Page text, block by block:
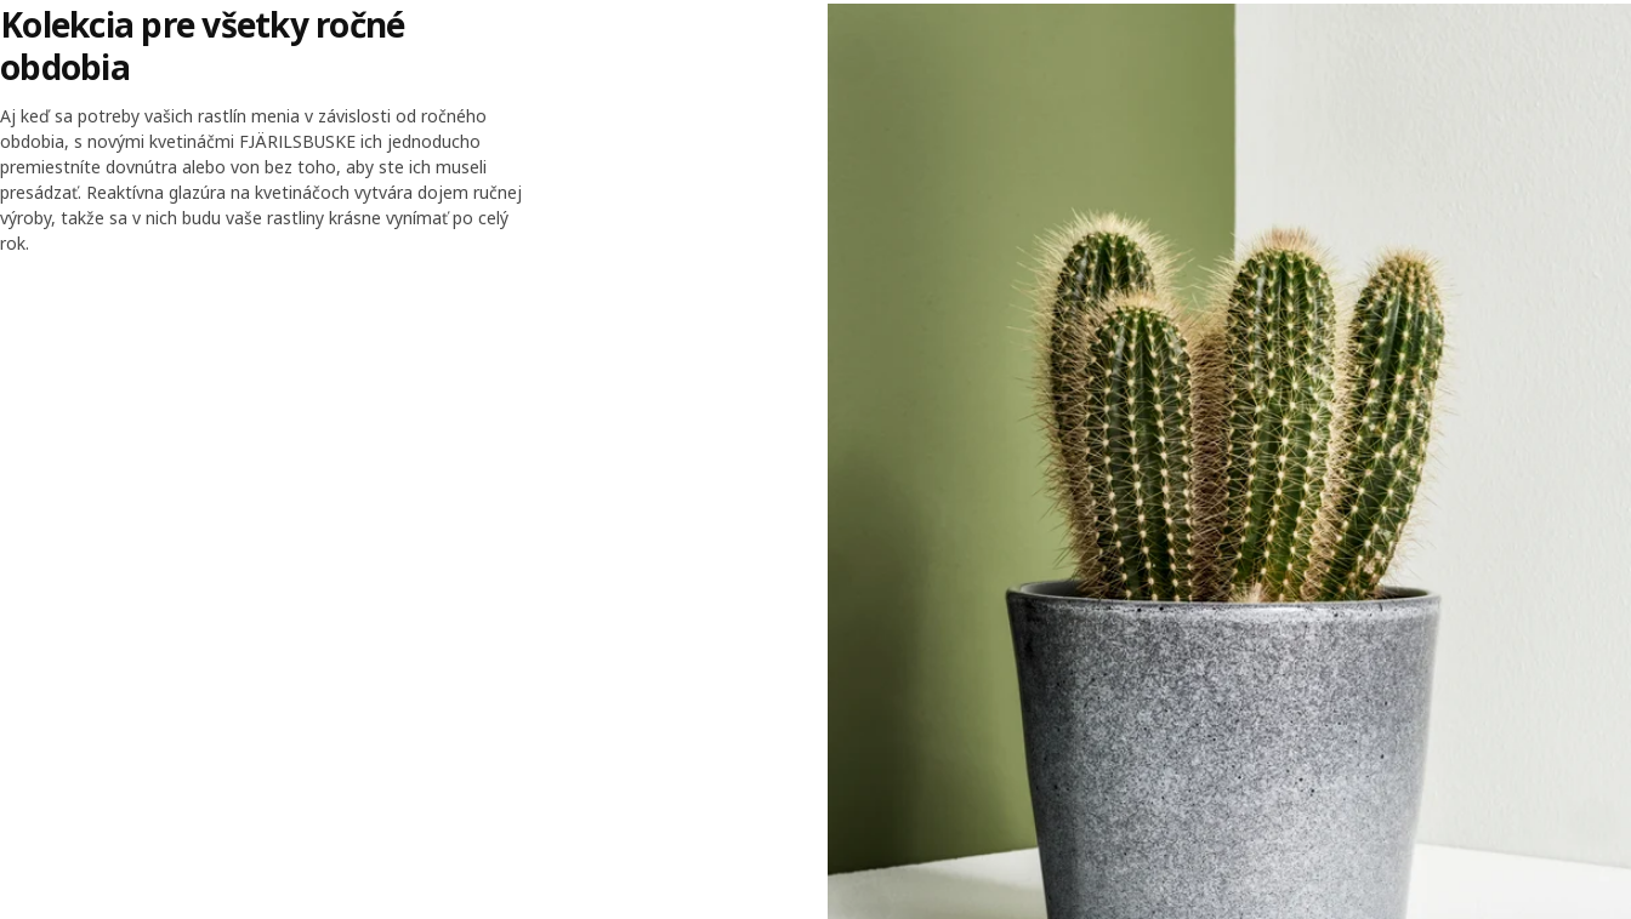
Kolekcia pre všetky ročné
obdobia
Aj keď sa potreby vašich rastlín menia v závislosti od ročného
obdobia, s novými kvetináčmi FJÄRILSBUSKE ich jednoducho
premiestníte dovnútra alebo von bez toho, aby ste ich museli
presádzať. Reaktívna glazúra na kvetináčoch vytvára dojem ručnej
výroby, takže sa v nich budu vaše rastliny krásne vynímať po celý
rok.